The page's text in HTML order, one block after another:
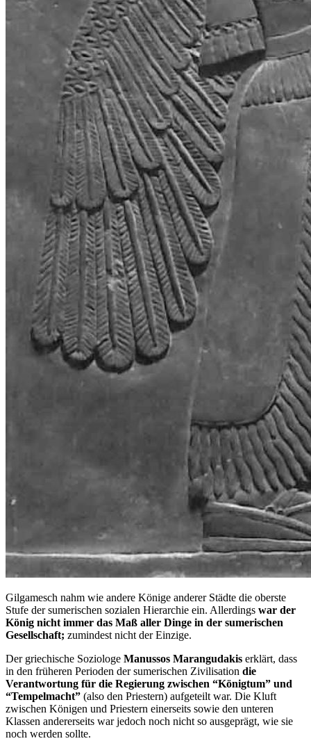
Gilgamesch nahm wie andere Könige anderer Städte die oberste
Stufe der sumerischen sozialen Hierarchie ein. Allerdings war der
König nicht immer das Maß aller Dinge in der sumerischen
Gesellschaft; zumindest nicht der Einzige.
Der griechische Soziologe Manussos Marangudakis erklärt, dass
in den früheren Perioden der sumerischen Zivilisation die
Verantwortung für die Regierung zwischen “Königtum” und
“Tempelmacht” (also den Priestern) aufgeteilt war. Die Kluft
zwischen Königen und Priestern einerseits sowie den unteren
Klassen andererseits war jedoch noch nicht so ausgeprägt, wie sie
noch werden sollte.